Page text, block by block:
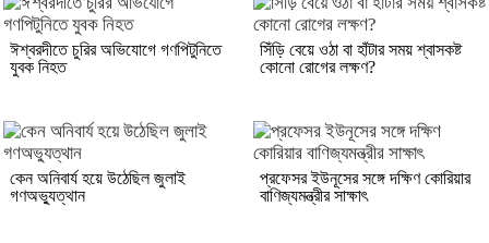
ঈশ্বরদীতে চুরির অভিযোগে গণপিটুনিতে
যুবক নিহত
সিঁড়ি বেয়ে ওঠা বা হাঁটার সময় শ্বাসকষ্ট
কোনো রোগের লক্ষণ?
কেন অনিবার্য হয়ে উঠেছিল জুলাই
গণঅভ্যুত্থান
প্রফেসর ইউনূসের সঙ্গে দক্ষিণ কোরিয়ার
বাণিজ্যমন্ত্রীর সাক্ষাৎ